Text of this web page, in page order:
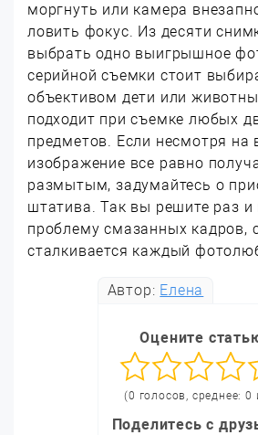
моргнуть или камера
ловить фокус. Из десяти
выбрать одно выигрышное
серийной съемки стоит
объективом дети или
подходит при съемке любых
предметов. Если несмотря на
изображение все равно
размытым, задумайтесь о
штатива. Так вы решите раз и
проблему смазанных кадров,
сталкивается каждый
Автор: Елена
Оцените
(0 голосов, среднее: 0
Поделитесь с